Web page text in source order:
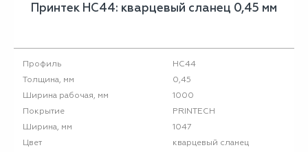
Принтек НС44: кварцевый сланец 0,45 мм
Профиль
НС44
Толщина, мм
0,45
Ширина рабочая, мм
1000
Покрытие
PRINTECH
Ширина, мм
1047
Цвет
кварцевый сланец